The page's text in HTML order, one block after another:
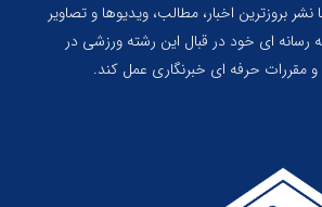
بروزترین اخبار، مطالب، ویدیوها و تصاویر
ای خود در قبال این رشته ورزشی در
مقررات حرفه ای خبرنگاری عمل کند.